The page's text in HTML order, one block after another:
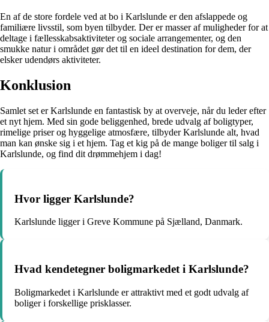
En af de store fordele ved at bo i Karlslunde er den afslappede og
familiære livsstil, som byen tilbyder. Der er masser af muligheder for at
deltage i fællesskabsaktiviteter og sociale arrangementer, og den
smukke natur i området gør det til en ideel destination for dem, der
elsker udendørs aktiviteter.
Konklusion
Samlet set er Karlslunde en fantastisk by at overveje, når du leder efter
et nyt hjem. Med sin gode beliggenhed, brede udvalg af boligtyper,
rimelige priser og hyggelige atmosfære, tilbyder Karlslunde alt, hvad
man kan ønske sig i et hjem. Tag et kig på de mange boliger til salg i
Karlslunde, og find dit drømmehjem i dag!
Hvor ligger Karlslunde?
Karlslunde ligger i Greve Kommune på Sjælland, Danmark.
Hvad kendetegner boligmarkedet i Karlslunde?
Boligmarkedet i Karlslunde er attraktivt med et godt udvalg af
boliger i forskellige prisklasser.